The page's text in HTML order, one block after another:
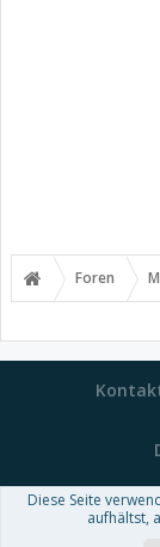
Foren
Forum
Diese Seite
aufhältst,